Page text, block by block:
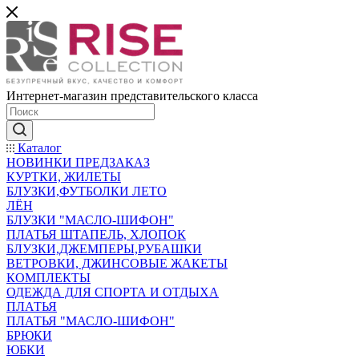
Интернет-магазин представительского класса
Каталог
НОВИНКИ ПРЕДЗАКАЗ
КУРТКИ, ЖИЛЕТЫ
БЛУЗКИ,ФУТБОЛКИ ЛЕТО
ЛЁН
БЛУЗКИ "МАСЛО-ШИФОН"
ПЛАТЬЯ ШТАПЕЛЬ, ХЛОПОК
БЛУЗКИ,ДЖЕМПЕРЫ,РУБАШКИ
ВЕТРОВКИ, ДЖИНСОВЫЕ ЖАКЕТЫ
КОМПЛЕКТЫ
ОДЕЖДА ДЛЯ СПОРТА И ОТДЫХА
ПЛАТЬЯ
ПЛАТЬЯ "МАСЛО-ШИФОН"
БРЮКИ
ЮБКИ